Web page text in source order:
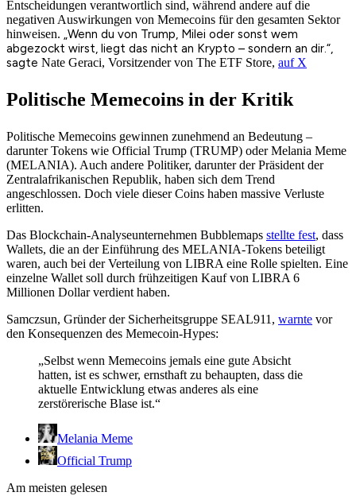
Entscheidungen verantwortlich sind, während andere auf die
negativen Auswirkungen von Memecoins für den gesamten Sektor
hinweisen. „Wenn du von Trump, Milei oder sonst wem
abgezockt wirst, liegt das nicht an Krypto – sondern an dir.“,
sagte Nate Geraci, Vorsitzender von The ETF Store, auf X
Politische Memecoins in der Kritik
Politische Memecoins gewinnen zunehmend an Bedeutung –
darunter Tokens wie Official Trump (TRUMP) oder Melania Meme
(MELANIA). Auch andere Politiker, darunter der Präsident der
Zentralafrikanischen Republik, haben sich dem Trend
angeschlossen. Doch viele dieser Coins haben massive Verluste
erlitten.
Das Blockchain-Analyseunternehmen Bubblemaps stellte fest, dass
Wallets, die an der Einführung des MELANIA-Tokens beteiligt
waren, auch bei der Verteilung von LIBRA eine Rolle spielten. Eine
einzelne Wallet soll durch frühzeitigen Kauf von LIBRA 6
Millionen Dollar verdient haben.
Samczsun, Gründer der Sicherheitsgruppe SEAL911, warnte vor
den Konsequenzen des Memecoin-Hypes:
„Selbst wenn Memecoins jemals eine gute Absicht
hatten, ist es schwer, ernsthaft zu behaupten, dass die
aktuelle Entwicklung etwas anderes als eine
zerstörerische Blase ist.“
Melania Meme
Official Trump
Am meisten gelesen